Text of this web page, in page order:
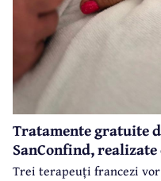
Tratamente gratuite
SanConfind,
Trei terapeuți francezi